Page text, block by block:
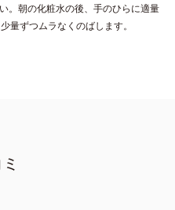
収剤不使用 ●濃密ウォーター
リンブースター＊2配合＝肌
分 ●ハリバリアエンハンサー＊
。朝の化粧水の後、手のひらに適量
量ずつムラなくのばします。